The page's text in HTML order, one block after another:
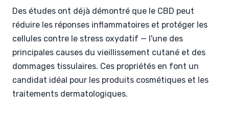
Des études ont déjà démontré que le CBD peut
réduire les réponses inflammatoires et protéger les
cellules contre le stress oxydatif — l'une des
principales causes du vieillissement cutané et des
dommages tissulaires. Ces propriétés en font un
candidat idéal pour les produits cosmétiques et les
traitements dermatologiques.